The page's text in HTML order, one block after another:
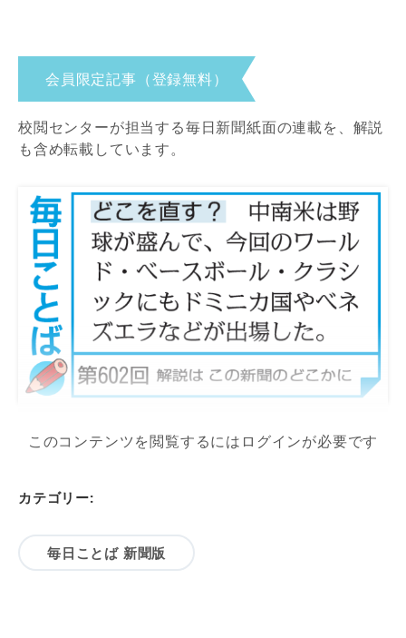
会員限定記事（登録無料）
校閲センターが担当する毎日新聞紙面の連載を、解説
も含め転載しています。
このコンテンツを閲覧するにはログインが必要です
カテゴリー:
毎日ことば 新聞版